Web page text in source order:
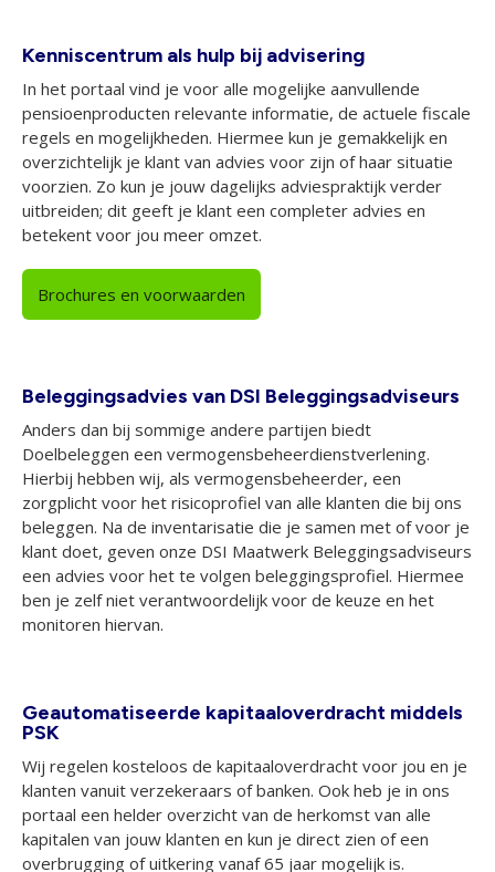
Kenniscentrum als hulp bij advisering
In het portaal vind je voor alle mogelijke aanvullende
pensioenproducten relevante informatie, de actuele fiscale
regels en mogelijkheden. Hiermee kun je gemakkelijk en
overzichtelijk je klant van advies voor zijn of haar situatie
voorzien. Zo kun je jouw dagelijks adviespraktijk verder
uitbreiden; dit geeft je klant een completer advies en
betekent voor jou meer omzet.
Brochures en voorwaarden
Beleggingsadvies van DSI Beleggingsadviseurs
Anders dan bij sommige andere partijen biedt
Doelbeleggen een vermogensbeheerdienstverlening.
Hierbij hebben wij, als vermogensbeheerder, een
zorgplicht voor het risicoprofiel van alle klanten die bij ons
beleggen. Na de inventarisatie die je samen met of voor je
klant doet, geven onze DSI Maatwerk Beleggingsadviseurs
een advies voor het te volgen beleggingsprofiel. Hiermee
ben je zelf niet verantwoordelijk voor de keuze en het
monitoren hiervan.
Geautomatiseerde kapitaaloverdracht middels
PSK
Wij regelen kosteloos de kapitaaloverdracht voor jou en je
klanten vanuit verzekeraars of banken. Ook heb je in ons
portaal een helder overzicht van de herkomst van alle
kapitalen van jouw klanten en kun je direct zien of een
overbrugging of uitkering vanaf 65 jaar mogelijk is.